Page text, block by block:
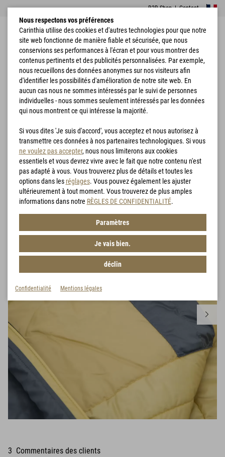
B2B Shop|Contact
Accueil Sacs de couchage G90
3 Commentaires des clients
Nous respectons vos préférences
Carinthia utilise des cookies et d'autres technologies pour que notre
site web fonctionne de manière fiable et sécurisée, que nous
conservions ses performances à l'écran et pour vous montrer des
contenus pertinents et des publicités personnalisées. Par exemple,
nous recueillons des données anonymes sur nos visiteurs afin
d'identifier les possibilités d'amélioration de notre site web. En
aucun cas nous ne sommes intéressés par le suivi de personnes
individuelles - nous sommes seulement intéressés par les données
qui nous montrent ce qui intéresse la majorité.
Si vous dites 'Je suis d'accord', vous acceptez et nous autorisez à
transmettre ces données à nos partenaires technologiques. Si vous
ne voulez pas accepter, nous nous limiterons aux cookies
essentiels et vous devrez vivre avec le fait que notre contenu n'est
pas adapté à vous. Vous trouverez plus de détails et toutes les
options dans les réglages. Vous pouvez également les ajuster
ultérieurement à tout moment. Vous trouverez de plus amples
informations dans notre RÈGLES DE CONFIDENTIALITÉ.
Paramètres
Je vais bien.
déclin
Confidentialité Mentions légales